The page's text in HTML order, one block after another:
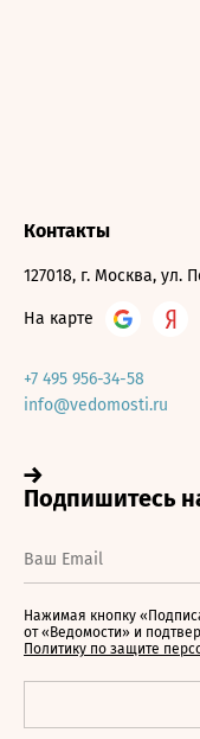
Контакты
127018, г. Москва, ул.
На карте
+7 495 956-34-58
info@vedomosti.ru
Нажимая кнопку
от «Ведомости» и
Политику по защите